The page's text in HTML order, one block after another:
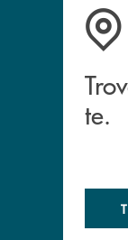
Trova
te.